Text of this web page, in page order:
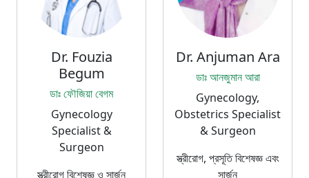
Dr. Fouzia
Begum
ডাঃ ফৌজিয়া বেগম
Gynecology
Specialist &
Surgeon
স্ত্রীরোগ বিশেষজ্ঞ ও সার্জন
Dr. Anjuman Ara
ডাঃ আনজুমান আরা
Gynecology,
Obstetrics Specialist
& Surgeon
স্ত্রীরোগ, প্রসূতি বিশেষজ্ঞ এবং
সার্জন